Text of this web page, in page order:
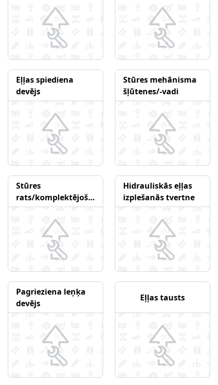
Eļļas spiediena
devējs
Stūres mehānisma
šļūtenes/-vadi
Stūres
rats/komplektējošās
daļas
Hidrauliskās eļļas
izplešanās tvertne
Pagrieziena leņķa
devējs
Eļļas tausts